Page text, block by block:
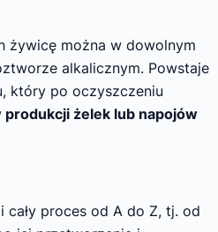
żywicę można w dowolnym
alkalicznym. Powstaje
który po oczyszczeniu
produkcji żelek lub napojów
proces od A do Z, tj. od